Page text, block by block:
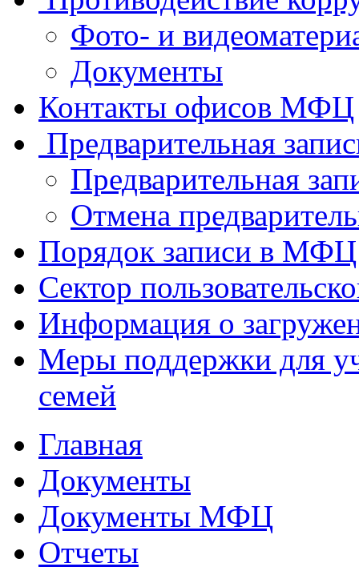
Фото- и
Документы
Контакты офисов МФЦ
Предварительная
Предварительная
Отмена
Порядок записи в МФЦ
Сектор
Информация о
Меры поддержки для
семей
Главная
Документы
Документы МФЦ
Отчеты